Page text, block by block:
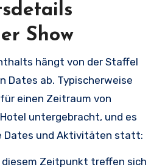
Show
hängt von der Staffel
Dates ab. Typischerweise
einen Zeitraum von
untergebracht, und es
Dates und Aktivitäten statt:
diesem Zeitpunkt treffen sich